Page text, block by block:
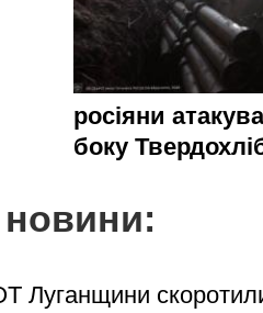
росіяни
боку
новини:
Луганщини